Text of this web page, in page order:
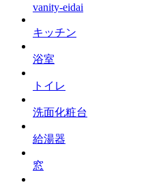
vanity-eidai
キッチン
浴室
トイレ
洗面化粧台
給湯器
窓